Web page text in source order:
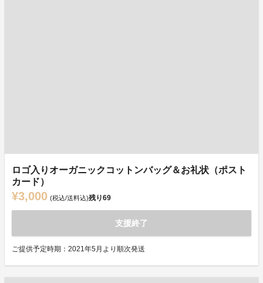
ロゴ入りオーガニックコットンバッグ＆お礼状（ポスト
カード）
¥3,000 (税込/送料込)残り69
支援終了
ご提供予定時期：2021年5月より順次発送